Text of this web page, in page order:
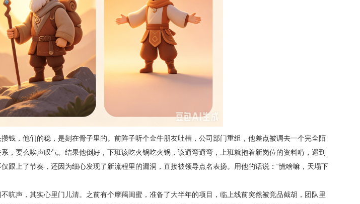
钱，他们的稳，是刻在骨子里的。前阵子听个金牛朋友吐槽，公司部门重组，他差点被调去一个完全陌
，要么唉声叹气。结果他倒好，下班该吃火锅吃火锅，该遛弯遛弯，上班就抱着新岗位的资料啃，遇到
跟上了节奏，还因为细心发现了新流程里的漏洞，直接被领导点名表扬。用他的话说：“慌啥嘛，天塌下
吭声，其实心里门儿清。之前有个摩羯闺蜜，准备了大半年的项目，临上线前突然被竞品截胡，团队里